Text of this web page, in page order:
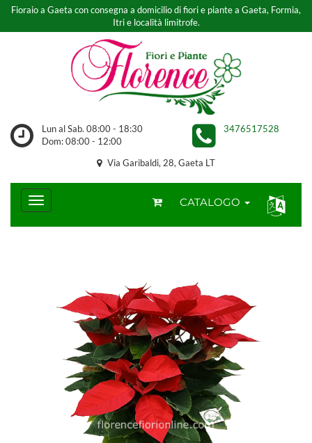
Fioraio a Gaeta con consegna a domicilio di fiori e piante a Gaeta, Formia,
Itri e località limitrofe.
Lun al Sab. 08:00 - 18:30
Dom: 08:00 - 12:00
3476517528
Via Garibaldi, 28, Gaeta LT
CATALOGO